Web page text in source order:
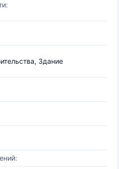
Здание